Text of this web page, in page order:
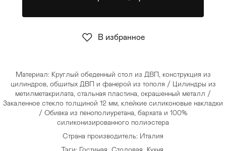
Стулья >
Материал: Круглый обеденный стол из ДВП, конструкция из
цилиндров, обшитых ДВП и фанерой из тополя / Цилиндры из
метилметакрилата, стальная пластина, окрашенный металл /
Закаленное стекло толщиной 12 мм, клейкие силиконовые накладки
/ Обивка из пенополиуретана, бархата и 100%
силиконизированного полиэстера
Страна производитель: Италия
В избранное